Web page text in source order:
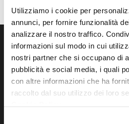
Utilizziamo i cookie per
annunci, per fornire funzionalità
analizzare il nostro traffico.
informazioni sul modo in cui
nostri partner che si occupano di
pubblicità e social media, i quali
con altre informazioni che ha
raccolto dal suo utilizzo dei loro